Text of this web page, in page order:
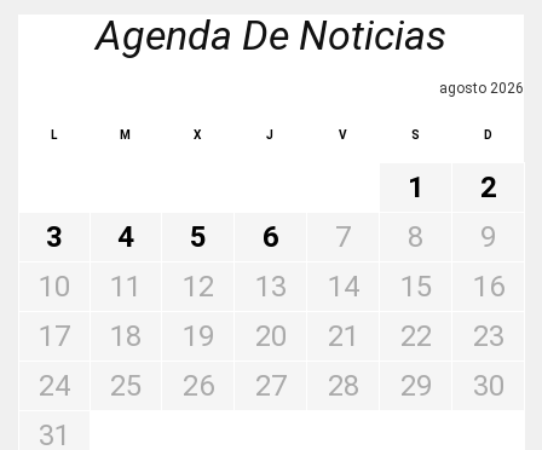
Agenda De Noticias
agosto 2026
L M X J V S D
1
2
3
4 5 6 7 8
9
10
11 12 13 14 15
16
17
18 19 20 21 22
23
24
25 26 27 28 29
30
31